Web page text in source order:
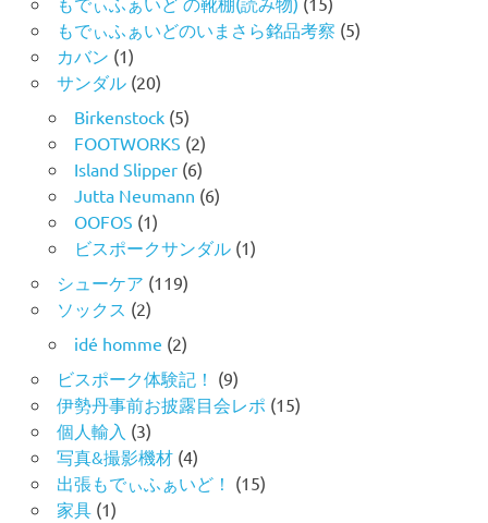
もでぃふぁいどのいまさら銘品考察 (5)
カバン (1)
サンダル(20)
Birkenstock(5)
FOOTWORKS (2)
Island Slipper(6)
Jutta Neumann (6)
OOFOS (1)
ビスポークサンダル(1)
シューケア (119)
ソックス (2)
idé homme (2)
ビスポーク体験記！ (9)
伊勢丹事前お披露目会レポ (15)
個人輸入 (3)
写真&撮影機材(4)
出張もでぃふぁいど！ (15)
家具(1)